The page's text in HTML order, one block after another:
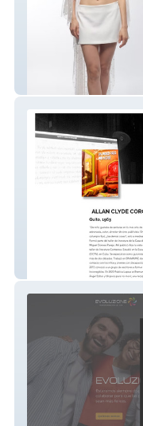
BAHAMONDE
Allan Coronel Salazar